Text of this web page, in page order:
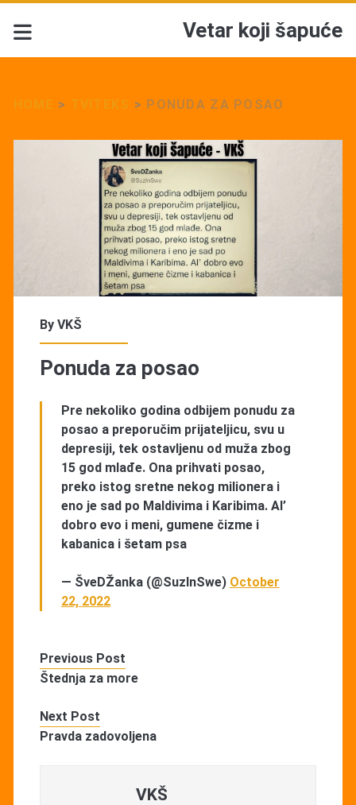
Vetar koji šapuće
> > PONUDA ZA POSAO
By VKŠ
Ponuda za posao
Pre nekoliko godina odbijem ponudu za
posao a preporučim prijateljicu, svu u
depresiji, tek ostavljenu od muža zbog
15 god mlađe. Ona prihvati posao,
preko istog sretne nekog milionera i
eno je sad po Maldivima i Karibima. Al’
dobro evo i meni, gumene čizme i
kabanica i šetam psa
— ŠveDŽanka (@SuzInSwe) October
22, 2022
Previous Post
Štednja za more
Next Post
Pravda zadovoljena
VKŠ